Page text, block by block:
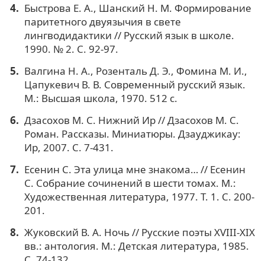
Быстрова Е. А., Шанский Н. М. Формирование
паритетного двуязычия в свете
лингводидактики // Русский язык в школе.
1990. № 2. С. 92-97.
Валгина Н. А., Розенталь Д. Э., Фомина М. И.,
Цапукевич В. В. Современный русский язык.
М.: Высшая школа, 1970. 512 с.
Дзасохов М. С. Нижний Ир // Дзасохов М. С.
Роман. Рассказы. Миниатюры. Дзауджикау:
Ир, 2007. С. 7-431.
Есенин С. Эта улица мне знакома… // Есенин
С. Собрание сочинений в шести томах. М.:
Художественная литература, 1977. Т. 1. С. 200-
201.
Жуковский В. А. Ночь // Русские поэты XVIII-XIX
вв.: антология. М.: Детская литература, 1985.